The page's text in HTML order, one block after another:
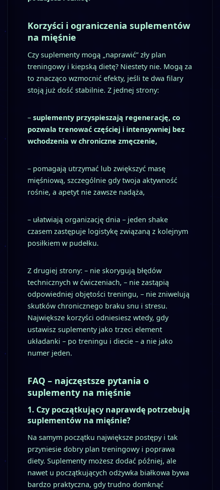
Korzyści i ograniczenia suplementów
na mięśnie
Czy suplementy mogą „naprawić” zły plan
treningowy i kiepską dietę? Niestety nie. Mogą za
to znacząco wzmocnić efekty, jeśli te dwa filary
stoją już dość stabilnie. Z jednej strony:
– suplementy przyspieszają regenerację, co
pozwala trenować częściej i intensywniej bez
wchodzenia w chroniczne zmęczenie,
– pomagają utrzymać lub zwiększyć masę
mięśniową, szczególnie gdy twoja aktywność
rośnie, a apetyt nie zawsze nadąża,
– ułatwiają organizację dnia – jeden shake
czasem zastępuje logistykę związaną z kolejnym
posiłkiem w pudełku.
Z drugiej strony: – nie skorygują błędów
technicznych w ćwiczeniach, – nie zastąpią
odpowiedniej objętości treningu, – nie zniwelują
skutków chronicznego braku snu i stresu.
Największe korzyści odniesiesz wtedy, gdy
ustawisz suplementy jako trzeci element
układanki – po treningu i diecie – a nie jako
numer jeden.
FAQ – najczęstsze pytania o
suplementy na mięśnie
1. Czy początkujący naprawdę potrzebują
suplementów na mięśnie?
Na samym początku największe postępy i tak
przyniesie dobry plan treningowy i poprawa
diety. Suplementy możesz dodać później, ale
nawet u początkujących odżywka białkowa bywa
bardzo praktyczna, gdy trudno domknąć